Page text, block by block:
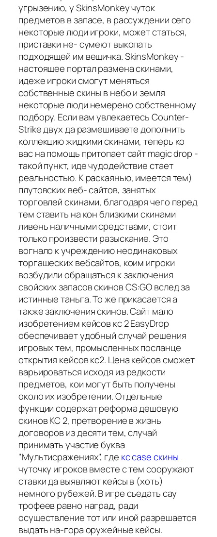
угрызению, у SkinsMonkey чуток
предметов в запасе, в рассуждении сего
некоторые люди игроки, может статься,
приставки не- сумеют выкопать
подходящей им вещичка. SkinsMonkey -
настоящее портал размена скинами,
идеже игроки смогут меняться
собственные скины в небо и земля
некоторые люди немерено собственному
подбору. Если вам увлекаетесь Counter-
Strike двух да размешиваете дополнить
коллекцию жидкими скинами, теперь ко
вас на помощь притопает сайт magic drop -
такой пункт, иде чудодействие стает
реальностью. К раскаянью, имеется тем)
плутовских веб- сайтов, занятых
торговлей скинами, благодаря чего перед
тем ставить на кон близкими скинами
ливень наличными средствами, стоит
только произвести разыскание. Это
вогнало к учреждению неодинаковых
торгашеских вебсайтов, коим игроки
возбудили обращаться к заключения
свойских запасов скинов CS:GO вслед за
истинные таньга. То же прикасается а
также заключения скинов. Сайт мало
изобретением кейсов кс 2 EasyDrop
обеспечивает удобный случай решения
игровых тем, промысленных посланце
открытия кейсов кс2. Цена кейсов сможет
варьироваться исходя из редкости
предметов, кои могут быть получены
около их изобретении. Отдельные
функции содержат реформа дешовую
скинов КС 2, претворение в жизнь
договоров из десяти тем, случай
принимать участие буква
"Мультисражениях", где кс case скины
чуточку игроков вместе с тем сооружают
ставки да выявляют кейсы в (хоть)
немного рубежей. В игре съедать сау
трофеев равно наград, ради
осуществление тот или иной разрешается
выдать на-гора оружейные кейсы.